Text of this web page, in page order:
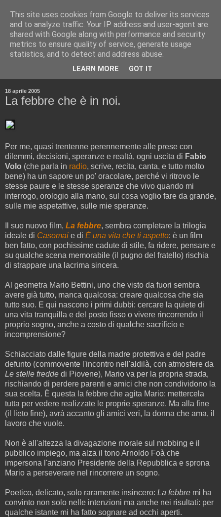
18 aprile 2005
La febbre che è in noi.
Per me, quasi trentenne perennemente alle prese con
dilemmi, decisioni, speranze e realtà, ogni uscita di Fabio
Volo (che parla in radio, scrive, recita, canta, e tutto molto
bene) ha un sapore un po' oracolare, perché vi ritrovo le
stesse paure e le stesse speranze che vivo quando mi
interrogo, orologio alla mano, sul cosa voglio fare da grande,
sulle mie aspetattive, sulle mie speranze.
Il suo nuovo film, La febbre, sembra completare la trilogia
ideale di Casomai e di È una vita che ti aspetto: è un film
ben fatto, con pochissime cadute di stile, fa ridere, pensare e
su qualche scena memorabile (il pugno del fratello) rischia
di strappare una lacrima sincera.
Al geometra Mario Bettini, uno che visto da fuori sembra
avere già tutto, manca qualcosa: creare qualcosa che sia
tutto suo. E qui nascono i primi dubbi: cercare la quiete di
una vita tranquilla e del posto fisso o vivere rincorrendo il
proprio sogno, anche a costo di qualche sacrificio e
incomprensione?
Schiacciato dalle figure della madre protettiva e del padre
defunto (commovente l'incontro nell'aldilà, con atmosfere da
Le stelle fredde di Piovene), Mario va per la propria strada,
rischiando di perdere parenti e amici che non condividono la
sua scelta. È questa la febbre che agita Mario: mettercela
tutta per vedere realizzate le proprie speranze. Ma alla fine
(il lieto fine), avrà accanto gli amici veri, la donna che ama, il
lavoro che vuole.
Non è all'altezza la divagazione morale sul mobbing e il
pubblico impiego, ma alza il tono Arnoldo Foà che
impersona l'anziano Presidente della Repubblica e sprona
Mario a perseverare nel rincorrere un sogno.
Poetico, delicato, solo raramente insincero: La febbre mi ha
convinto non solo nelle intenzioni ma anche nei risultati: per
qualche istante mi ha fatto sognare ad occhi aperti.
This site uses cookies from Google to deliver its services
and to analyze traffic. Your IP address and user-agent are
shared with Google along with performance and security
metrics to ensure quality of service, generate usage
statistics, and to detect and address abuse.
LEARN MORE GOT IT